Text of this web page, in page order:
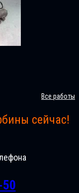
Все работы
сейчас!